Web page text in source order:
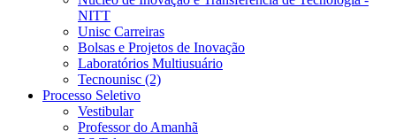
NITT
Unisc Carreiras
Bolsas e Projetos de Inovação
Laboratórios Multiusuário
Tecnounisc (2)
Processo Seletivo
Vestibular
Professor do Amanhã